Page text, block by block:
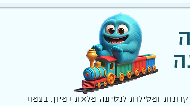
ומסילות לנסיעה מלאת דמיון. בעמוד